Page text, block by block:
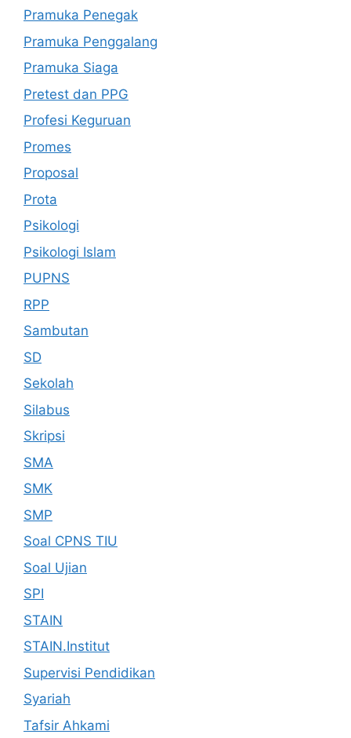
Pramuka Penegak
Pramuka Penggalang
Pramuka Siaga
Pretest dan PPG
Profesi Keguruan
Promes
Proposal
Prota
Psikologi
Psikologi Islam
PUPNS
RPP
Sambutan
SD
Sekolah
Silabus
Skripsi
SMA
SMK
SMP
Soal CPNS TIU
Soal Ujian
SPI
STAIN
STAIN.Institut
Supervisi Pendidikan
Syariah
Tafsir Ahkami